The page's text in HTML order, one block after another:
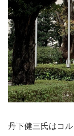
丹下健三氏はコ